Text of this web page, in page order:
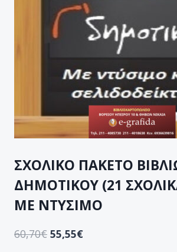
ΣΧΟΛΙΚΟ ΠΑΚΕΤΟ
ΔΗΜΟΤΙΚΟΥ (21
ΜΕ ΝΤΥΣΙΜΟ
60,70€ 55,55€